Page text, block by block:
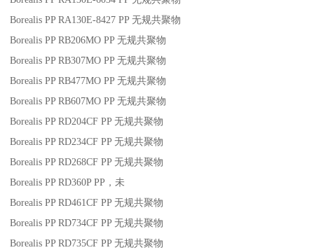
Borealis PP RA130E-8427 PP无规共聚物
Borealis PP RB206MO PP无规共聚物
Borealis PP RB307MO PP无规共聚物
Borealis PP RB477MO PP无规共聚物
Borealis PP RB607MO PP无规共聚物
Borealis PP RD204CF PP无规共聚物
Borealis PP RD234CF PP无规共聚物
Borealis PP RD268CF PP无规共聚物
Borealis PP RD360P PP ，未
Borealis PP RD461CF PP无规共聚物
Borealis PP RD734CF PP无规共聚物
Borealis PP RD735CF PP无规共聚物